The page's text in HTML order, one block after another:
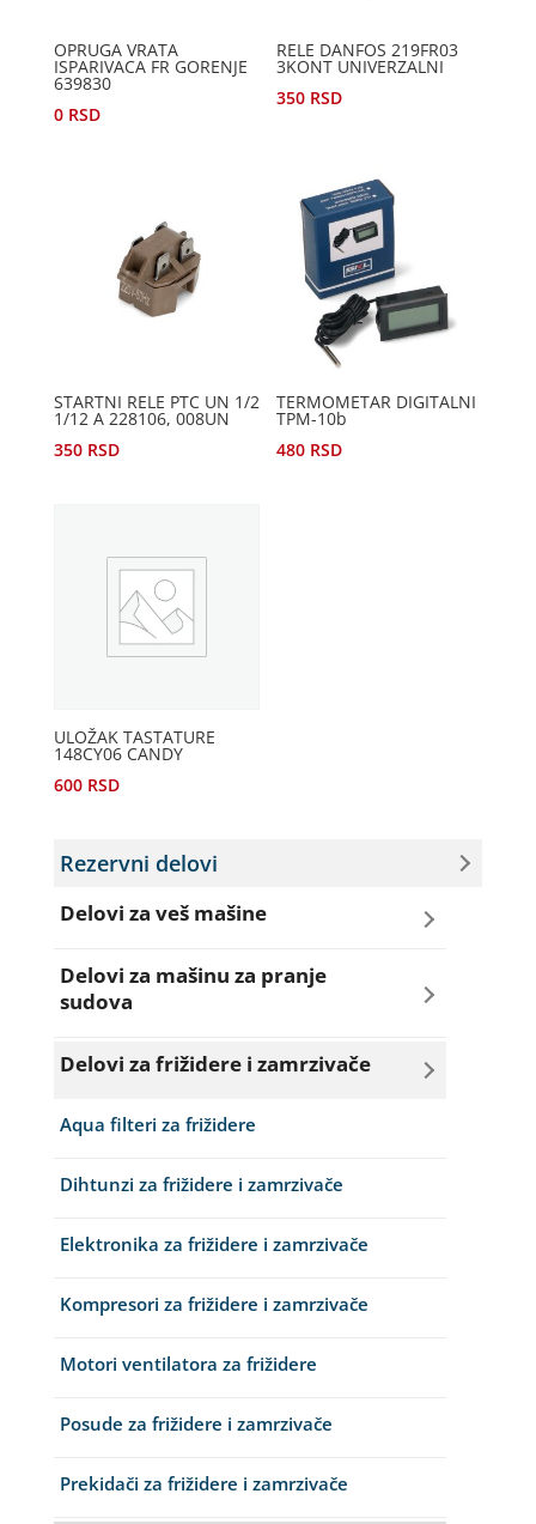
OPRUGA VRATA
ISPARIVACA FR GORENJE
639830
0 RSD
RELE DANFOS 219FR03
3KONT UNIVERZALNI
350 RSD
STARTNI RELE PTC UN 1/2
1/12 A 228106, 008UN
350 RSD
TERMOMETAR DIGITALNI
TPM-10b
480 RSD
ULOŽAK TASTATURE
148CY06 CANDY
600 RSD
Rezervni delovi
Delovi za veš mašine
Amortizeri za veš mašinu
Delovi za mašinu za pranje
sudova
Creva za sudo mašine
Dihtunzi za sudo mašine
Elektroventili za sudo mašine
Filteri za sudo mašine
Grejači za sudo mašine
Korpe za sudo mašine
Posude za prašak i so za sudo mašine
Programatori i elektronika sudo mašine
Delovi za frižidere i zamrzivače
Aqua filteri za frižidere
Dihtunzi za frižidere i zamrzivače
Elektronika za frižidere i zamrzivače
Kompresori za frižidere i zamrzivače
Motori ventilatora za frižidere
Posude za frižidere i zamrzivače
Prekidači za frižidere i zamrzivače